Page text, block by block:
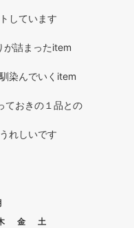
しています
が詰まったitem
染んでいくitem
ておきの１品との
れしいです
金
土